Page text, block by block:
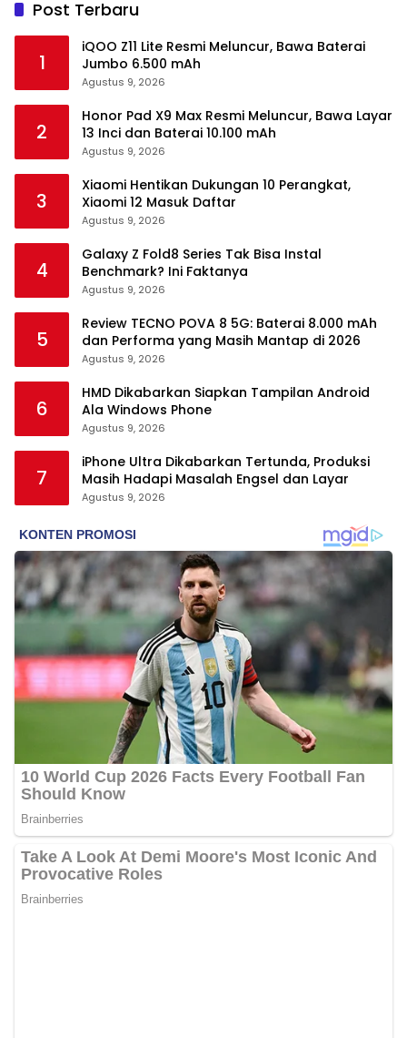
Post Terbaru
1
iQOO Z11 Lite Resmi Meluncur, Bawa Baterai
Jumbo 6.500 mAh
Agustus 9, 2026
2
Honor Pad X9 Max Resmi Meluncur, Bawa Layar
13 Inci dan Baterai 10.100 mAh
Agustus 9, 2026
3
Xiaomi Hentikan Dukungan 10 Perangkat,
Xiaomi 12 Masuk Daftar
Agustus 9, 2026
4
Galaxy Z Fold8 Series Tak Bisa Instal
Benchmark? Ini Faktanya
Agustus 9, 2026
5
Review TECNO POVA 8 5G: Baterai 8.000 mAh
dan Performa yang Masih Mantap di 2026
Agustus 9, 2026
6
HMD Dikabarkan Siapkan Tampilan Android
Ala Windows Phone
Agustus 9, 2026
7
iPhone Ultra Dikabarkan Tertunda, Produksi
Masih Hadapi Masalah Engsel dan Layar
Agustus 9, 2026